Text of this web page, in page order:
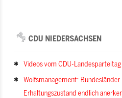
CDU NIEDERSACHSEN
Videos vom CDU-
Wolfsmanagement: Bundesländer
Erhaltungszustand endlich